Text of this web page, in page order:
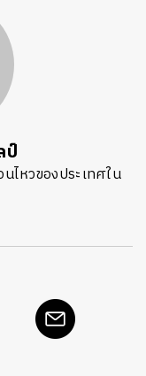
ป์
ไหวของประเทศใน